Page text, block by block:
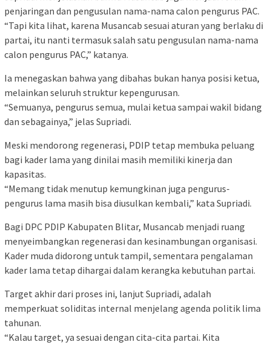
penjaringan dan pengusulan nama-nama calon pengurus PAC.
“Tapi kita lihat, karena Musancab sesuai aturan yang berlaku di
partai, itu nanti termasuk salah satu pengusulan nama-nama
calon pengurus PAC,” katanya.
Ia menegaskan bahwa yang dibahas bukan hanya posisi ketua,
melainkan seluruh struktur kepengurusan.
“Semuanya, pengurus semua, mulai ketua sampai wakil bidang
dan sebagainya,” jelas Supriadi.
Meski mendorong regenerasi, PDIP tetap membuka peluang
bagi kader lama yang dinilai masih memiliki kinerja dan
kapasitas.
“Memang tidak menutup kemungkinan juga pengurus-
pengurus lama masih bisa diusulkan kembali,” kata Supriadi.
Bagi DPC PDIP Kabupaten Blitar, Musancab menjadi ruang
menyeimbangkan regenerasi dan kesinambungan organisasi.
Kader muda didorong untuk tampil, sementara pengalaman
kader lama tetap dihargai dalam kerangka kebutuhan partai.
Target akhir dari proses ini, lanjut Supriadi, adalah
memperkuat soliditas internal menjelang agenda politik lima
tahunan.
“Kalau target, ya sesuai dengan cita-cita partai. Kita